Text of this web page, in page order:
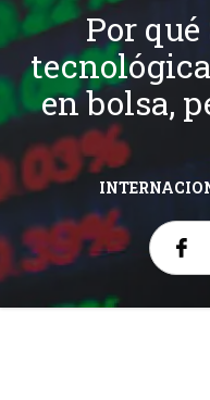
Por
en bolsa,